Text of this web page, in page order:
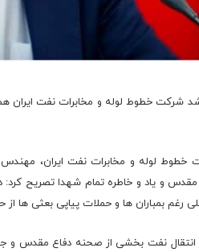
خطوط لوله و مخابرات نفت ایران،
و یاد و خاطره تمام شهدا تصریح
بمباران ها و حملات پیاپی بعثی ها از
انتقال نفت بخشی از صحنه دفاع